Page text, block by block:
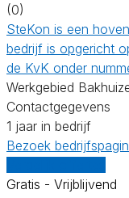
(0)
SteKon is een
bedrijf is opgericht
de KvK onder
Werkgebied
Contactgegevens
1 jaar in bedrijf
Bezoek
Gratis - Vrijblijvend